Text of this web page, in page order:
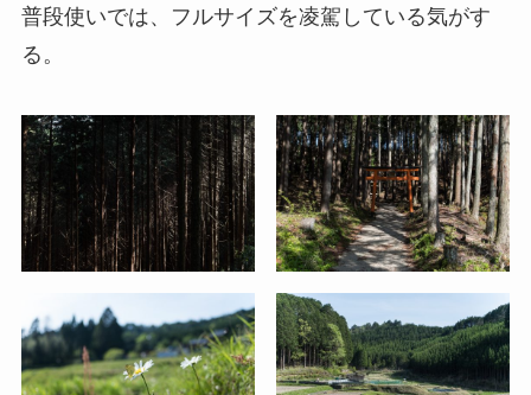
普段使いでは、フルサイズを凌駕している気がす
る。